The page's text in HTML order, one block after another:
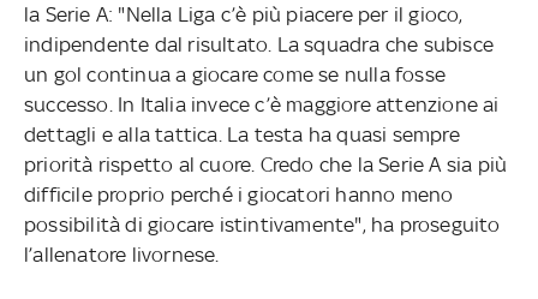
la Serie A: "Nella Liga c’è più piacere per il gioco,
indipendente dal risultato. La squadra che subisce
un gol continua a giocare come se nulla fosse
successo. In Italia invece c’è maggiore attenzione ai
dettagli e alla tattica. La testa ha quasi sempre
priorità rispetto al cuore. Credo che la Serie A sia più
difficile proprio perché i giocatori hanno meno
possibilità di giocare istintivamente", ha proseguito
l’allenatore livornese.